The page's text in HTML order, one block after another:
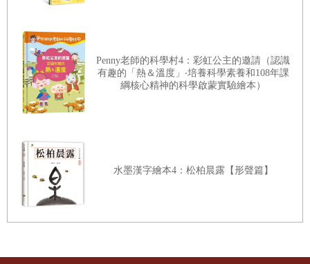
Penny老師的科學村4：彩虹公主的邀請（認識
有趣的「熱＆溫度」‧培養科學素養和108年課
綱核心精神的科學啟蒙實驗繪本）
水墨漢字繪本4：松柏晨露【形聲篇】